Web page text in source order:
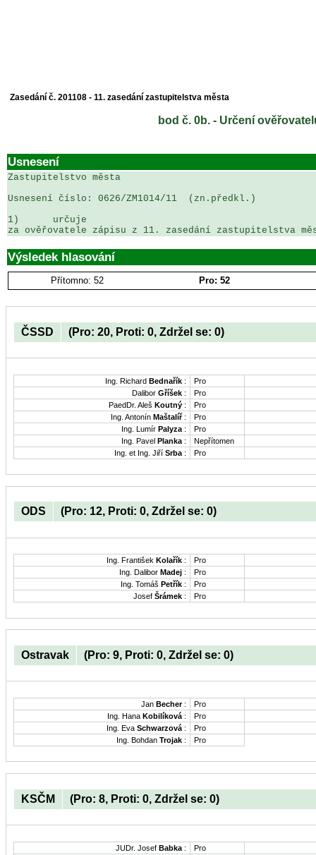
Zasedání č. 201108 - 11. zasedání zastupitelstva města
bod č. 0b. - Určení
Usnesení
Zastupitelstvo města
Usnesení číslo: 0626/ZM1014/11 	(zn.předkl.)
1)	určuje
za ověřovatele zápisu z 11. zasedání zastupitelstva
Výsledek hlasování
Přítomno: 52 Pro: 52
ČSSD (Pro: 20, Proti: 0, Zdržel se: 0)
Ing. Richard Bednařík :
Pro
Dalibor Gříšek :
Pro
PaedDr. Aleš Koutný :
Pro
Ing. Antonín Maštalíř:
Pro
Ing. Lumír Palyza :
Pro
Ing. Pavel Planka :
Nepřítomen
Ing. et Ing. Jiří Srba : Pro
ODS (Pro: 12, Proti: 0, Zdržel se: 0)
Ing. František Kolařík :
Pro
Ing. Dalibor Madej :
Pro
Ing. Tomáš Petřík :
Pro
Josef Šrámek : Pro
Ostravak (Pro: 9, Proti: 0, Zdržel se: 0)
Jan Becher:
Pro
Ing. Hana Kobilíková :
Pro
Ing. Eva Schwarzová :
Pro
Ing. Bohdan Trojak : Pro
KSČM (Pro: 8, Proti: 0, Zdržel se: 0)
JUDr. Josef Babka :
Pro